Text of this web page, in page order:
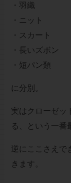
・羽織
・ニット
・スカート
・長いズボン
・短パン類
に分別。
実はクローゼッ
る、という一番
逆にここさえで
きます。